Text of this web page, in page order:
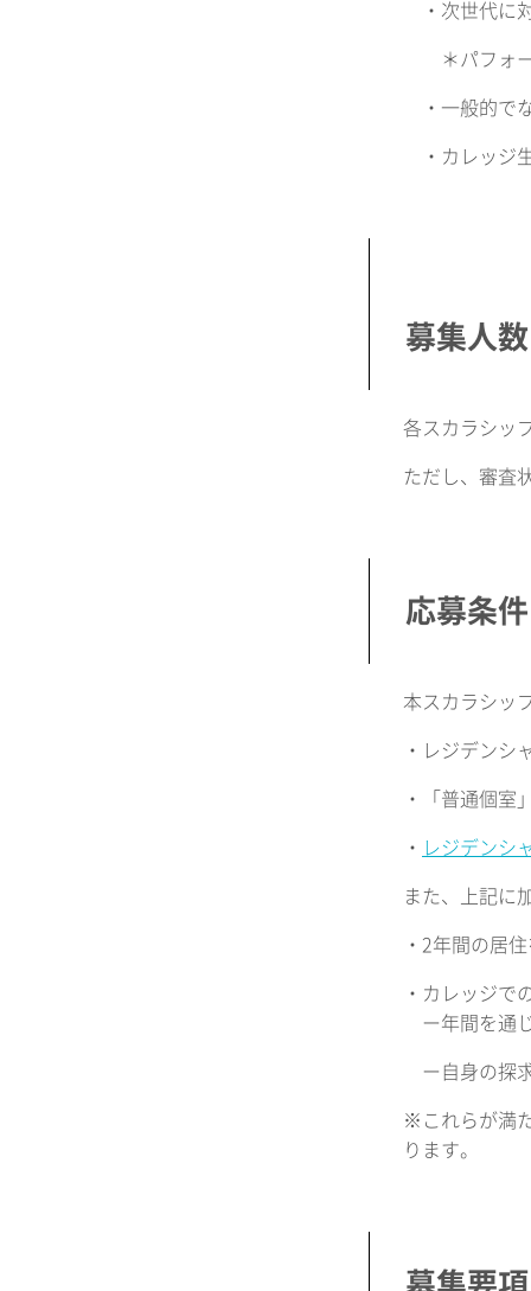
・次世代に
＊パフォー
・一般的で
・カレッジ
募集人数
各スカラシッ
ただし、審査
応募条件
本スカラシッ
・レジデンシ
・「普通個室
・ レジデンシ
また、上記に
・2年間の居
・カレッジで
ー年間を通
ー自身の探
※これらが満
ります。
募集要項